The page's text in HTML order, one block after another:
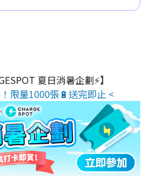
夏日消暑企劃⚡】
限量1000張🔋送完即止 <